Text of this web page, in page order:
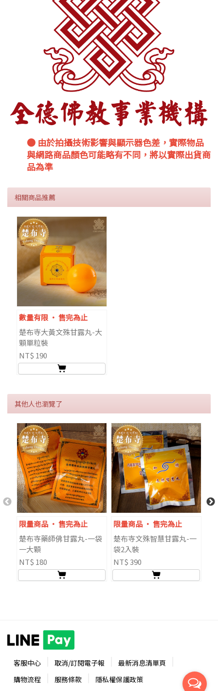
● 由於拍攝技術影響與顯示器色差，實際物品
與網路商品顏色可能略有不同，將以實際出貨商
品為準
相關商品推薦
數量有限 ‧ 售完為止
楚布寺大黃文殊甘露丸-大
顆單粒裝
NT$ 190
其他人也瀏覽了
限量商品 ‧ 售完為止
楚布寺藥師佛甘露丸-一袋
一大顆
NT$ 180
限量商品 ‧ 售完為止
楚布寺文殊智慧甘露丸-一
袋2入裝
NT$ 390
客服中心 取消/訂閱電子報
最新消息清單頁
購物流程
服務條款 隱私權保護政策